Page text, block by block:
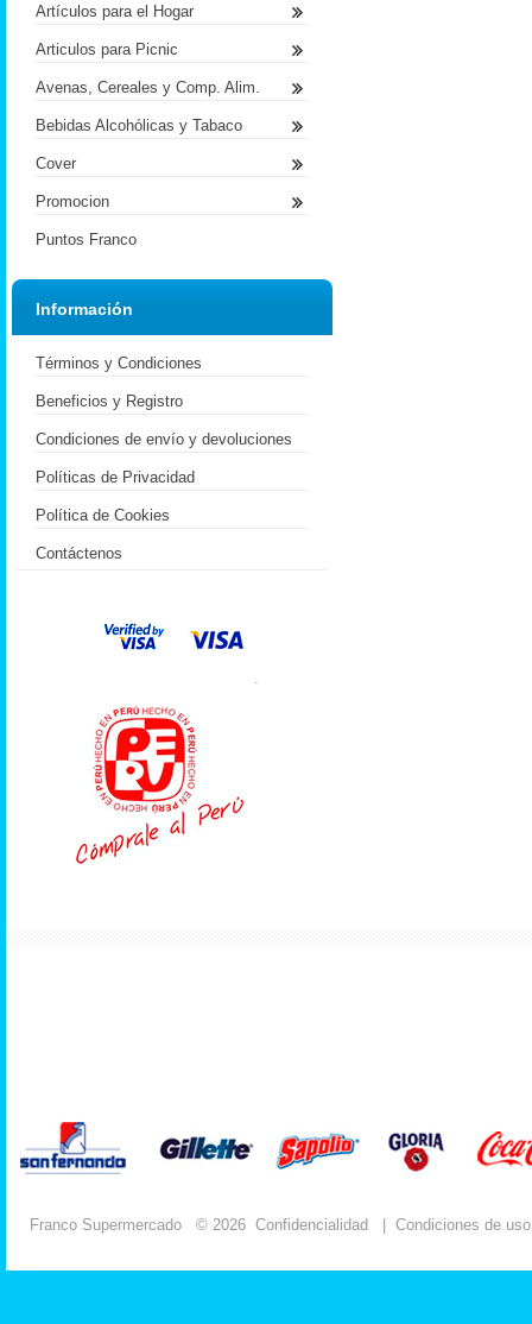
Artículos para el Hogar
Articulos para Picnic
Avenas, Cereales y Comp. Alim.
Bebidas Alcohólicas y Tabaco
Cover
Promocion
Puntos Franco
Información
Términos y Condiciones
Beneficios y Registro
Condiciones de envío y devoluciones
Políticas de Privacidad
Política de Cookies
Contáctenos
.
Franco Supermercado © 2026 Confidencialidad Condiciones de uso